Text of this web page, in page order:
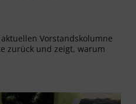
Vorstandskolumne
zurück und zeigt, warum